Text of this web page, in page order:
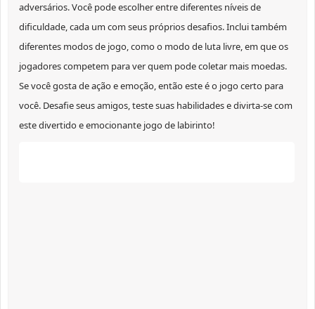
adversários. Você pode escolher entre diferentes níveis de
dificuldade, cada um com seus próprios desafios. Inclui também
diferentes modos de jogo, como o modo de luta livre, em que os
jogadores competem para ver quem pode coletar mais moedas.
Se você gosta de ação e emoção, então este é o jogo certo para
você. Desafie seus amigos, teste suas habilidades e divirta-se com
este divertido e emocionante jogo de labirinto!